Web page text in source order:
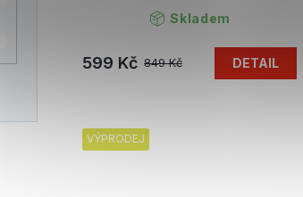
Skladem
849 Kč
599 Kč DETAIL
VÝPRODEJ